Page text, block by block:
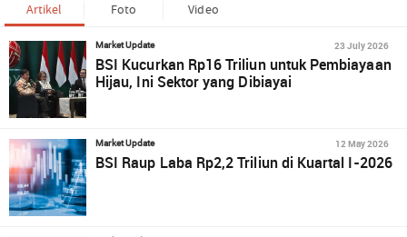
Artikel Foto Video
Market Update 23 July 2026
BSI Kucurkan Rp16 Triliun untuk Pembiayaan
Hijau, Ini Sektor yang Dibiayai
Market Update 12 May 2026
BSI Raup Laba Rp2,2 Triliun di Kuartal I-2026